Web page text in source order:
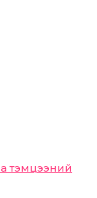
тэмцээний